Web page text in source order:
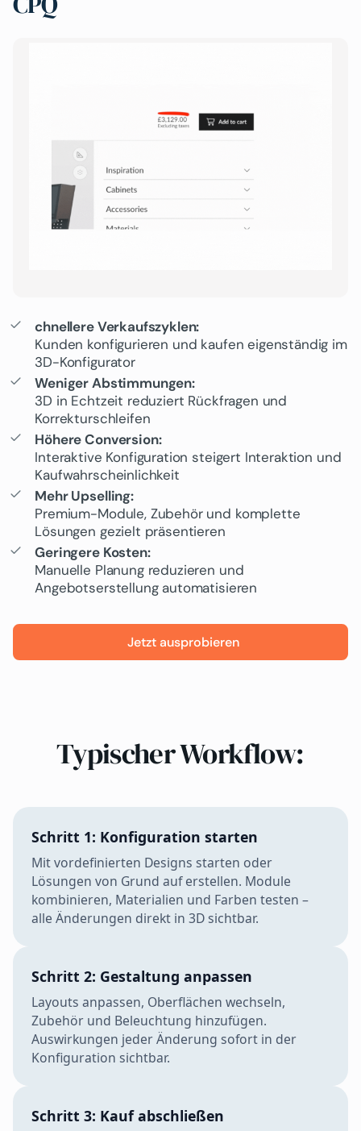
chnellere Verkaufszyklen:
Kunden konfigurieren und kaufen eigenständig im
3D-Konfigurator
Weniger Abstimmungen:
3D in Echtzeit reduziert Rückfragen und
Korrekturschleifen
Höhere Conversion:
Interaktive Konfiguration steigert Interaktion und
Kaufwahrscheinlichkeit
Mehr Upselling:
Premium-Module, Zubehör und komplette
Lösungen gezielt präsentieren
Geringere Kosten:
Manuelle Planung reduzieren und
Angebotserstellung automatisieren
Jetzt ausprobieren
Typischer Workflow:
Schritt 1: Konfiguration starten
Mit vordefinierten Designs starten oder
Lösungen von Grund auf erstellen. Module
kombinieren, Materialien und Farben testen –
alle Änderungen direkt in 3D sichtbar.
Schritt 2: Gestaltung anpassen
Layouts anpassen, Oberflächen wechseln,
Zubehör und Beleuchtung hinzufügen.
Auswirkungen jeder Änderung sofort in der
Konfiguration sichtbar.
Schritt 3: Kauf abschließen